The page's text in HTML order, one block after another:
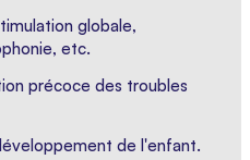
globale,
etc.
précoce des troubles
de l'enfant.